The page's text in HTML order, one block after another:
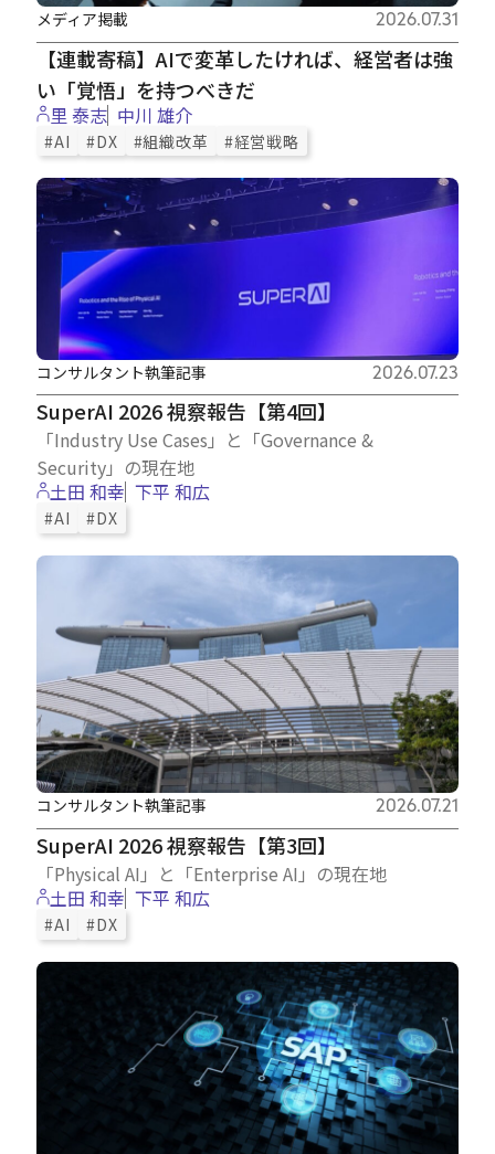
【連載寄稿】AIで変革したければ、経営者は強
い「覚悟」を持つべきだ
メディア掲載 2026.07.31
里 泰志 中川 雄介
#AI #DX #組織改革 #経営戦略
SuperAI 2026 視察報告【第4回】
「Industry Use Cases」と「Governance &
Security」の現在地
コンサルタント執筆記事 2026.07.23
土田 和幸 下平 和広
#AI #DX
SuperAI 2026 視察報告【第3回】
「Physical AI」と「Enterprise AI」の現在地
コンサルタント執筆記事 2026.07.21
土田 和幸 下平 和広
#AI #DX